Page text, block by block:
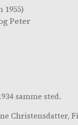
Peter
samme sted.
Christensdatter,